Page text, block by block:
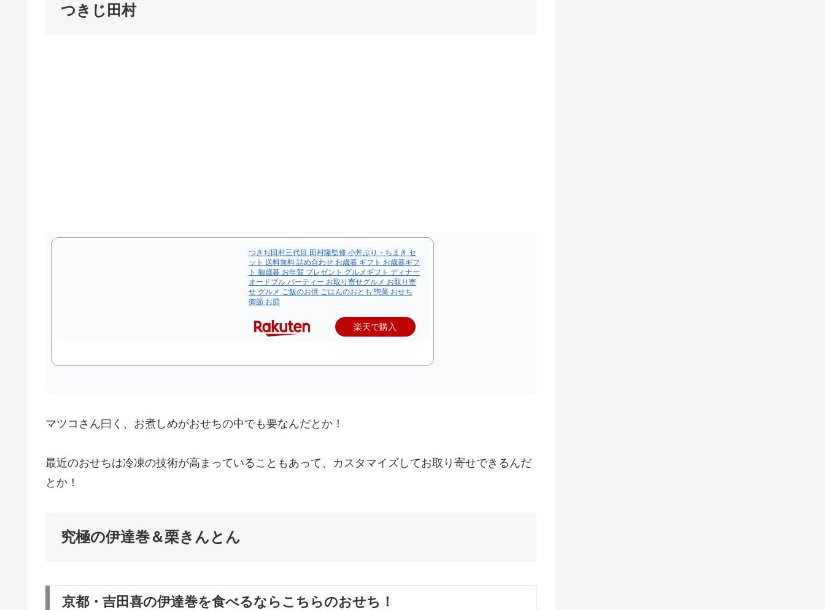
つきじ田村
つきぢ田村三代目 田村隆監修 小丼ぶり・ちまき セ
ット 送料無料 詰め合わせ お歳暮 ギフト お歳暮ギフ
ト 御歳暮 お年賀 プレゼント グルメギフト ディナー
オードブル パーティー お取り寄せグルメ お取り寄
せ グルメ ご飯のお供 ごはんのおとも 惣菜 おせち
御節 お節
楽天で購入
マツコさん曰く、お煮しめがおせちの中でも要なんだとか！
最近のおせちは冷凍の技術が高まっていることもあって、カスタマイズしてお取り寄せできるんだ
とか！
究極の伊達巻＆栗きんとん
京都・吉田喜の伊達巻を食べるならこちらのおせち！